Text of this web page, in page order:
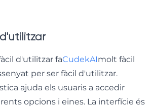
d'utilitzar faCudekAImolt fàcil
per ser fàcil d'utilitzar.
ajuda els usuaris a accedir
opcions i eines. La interfície és